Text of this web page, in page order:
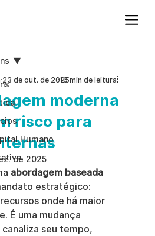
Humano
moderna
risco para
23 de out. de 202516 min de leitura
de 2025
abordagem baseada
estratégico:
onde há maior
É uma mudança
seu tempo,